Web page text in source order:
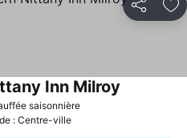
Partager
saisonnièreConsulter les prix
Inn Milroy
de : Centre-ville